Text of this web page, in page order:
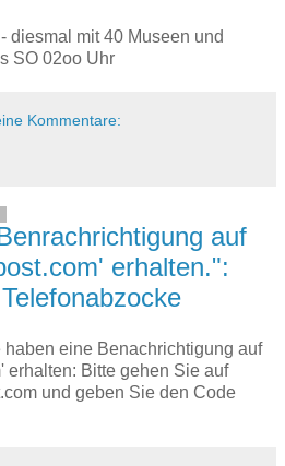
diesmal mit 40 Museen und
SO 02oo Uhr
Kommentare:
auf
erhalten.":
haben eine Benachrichtigung auf
erhalten: Bitte gehen Sie auf
und geben Sie den Code